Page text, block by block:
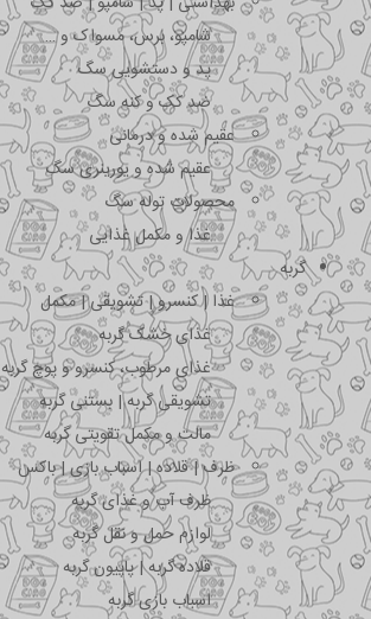
شامپو، برس، مسواک و …
پد و دستشویی سگ
ضد کک و کنه سگ
عقیم شده و درمانی
عقیم شده و یورینری سگ
محصولات توله سگ
غذا و مکمل غذایی
گربه
غذا | کنسرو | تشویقی | مکمل
غذای خشک گربه
غذای مرطوب، کنسرو و پوچ گربه
تشویقی گربه | بستنی گربه
مالت و مکمل تقویتی گربه
ظرف | قلاده | اسباب بازی | باکس
ظرف آب و غذای گربه
لوازم حمل و نقل گربه
قلاده گربه | پاپیون گربه
اسباب بازی گربه